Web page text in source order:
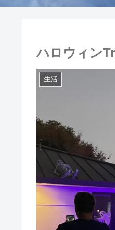
ハロウィン
生活